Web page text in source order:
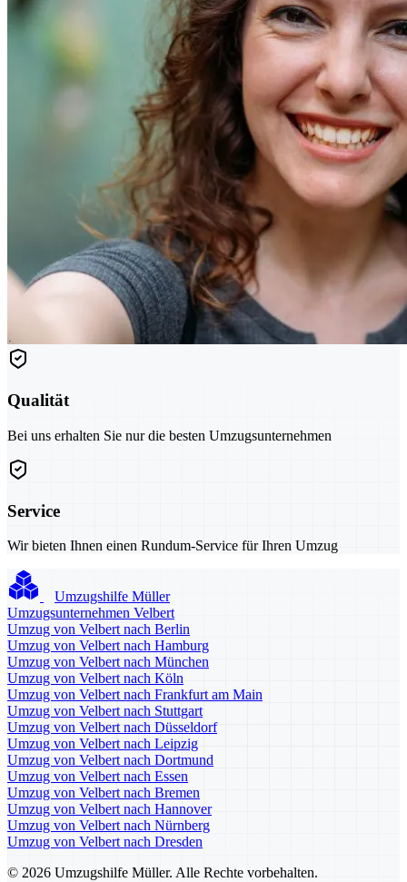
Qualität
Bei uns erhalten Sie nur die besten Umzugsunternehmen
Service
Wir bieten Ihnen einen Rundum-Service für Ihren Umzug
Umzugshilfe Müller
Umzugsunternehmen Velbert
Umzug von Velbert nach Berlin
Umzug von Velbert nach Hamburg
Umzug von Velbert nach München
Umzug von Velbert nach Köln
Umzug von Velbert nach Frankfurt am Main
Umzug von Velbert nach Stuttgart
Umzug von Velbert nach Düsseldorf
Umzug von Velbert nach Leipzig
Umzug von Velbert nach Dortmund
Umzug von Velbert nach Essen
Umzug von Velbert nach Bremen
Umzug von Velbert nach Hannover
Umzug von Velbert nach Nürnberg
Umzug von Velbert nach Dresden
© 2026 Umzugshilfe Müller. Alle Rechte vorbehalten.